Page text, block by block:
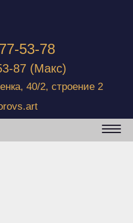
53-78
87 (Макс)
40/2, строение 2